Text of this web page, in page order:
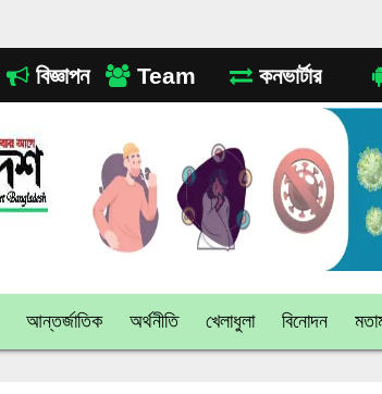
বিজ্ঞাপন Team কনভার্টার
আন্তর্জাতিক অর্থনীতি খেলাধুলা বিনোদন